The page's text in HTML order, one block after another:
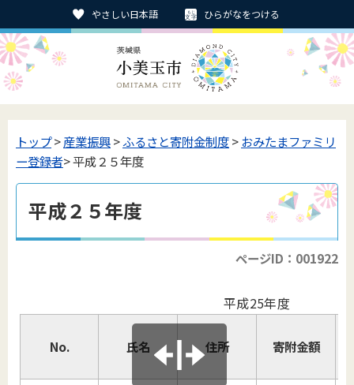
やさしい日本語 ひらがなをつける
トップ>産業振興>ふるさと寄附金制度>おみたまファミリ
ー登録者> 平成２５年度
平成２５年度
ページID：001922
平成25年度
No. 氏名 住所 寄附金額